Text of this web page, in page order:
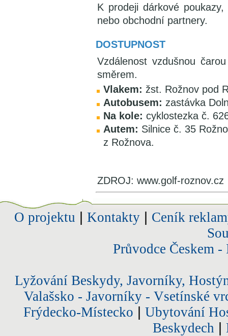
K prodeji dárkové
nebo obchodní partnery.
DOSTUPNOST
Vzdálenost vzdušnou
směrem.
Vlakem: žst. Rožnov pod
Autobusem: zastávka
Na kole: cyklostezka č.
Autem: Silnice č. 35
z Rožnova.
ZDROJ: www.golf-roznov.cz
O projektu Kontakty| Ceník
Průvodce Českem
Lyžování Beskydy, Javorníky,
Valašsko - Javorníky - Vsetínské
Frýdecko-Místecko
Ubytování
Beskydech